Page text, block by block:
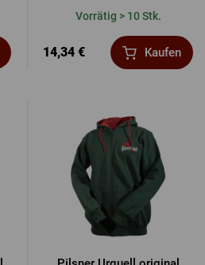
Vorrätig > 10 Stk.
14,34 € Kaufen